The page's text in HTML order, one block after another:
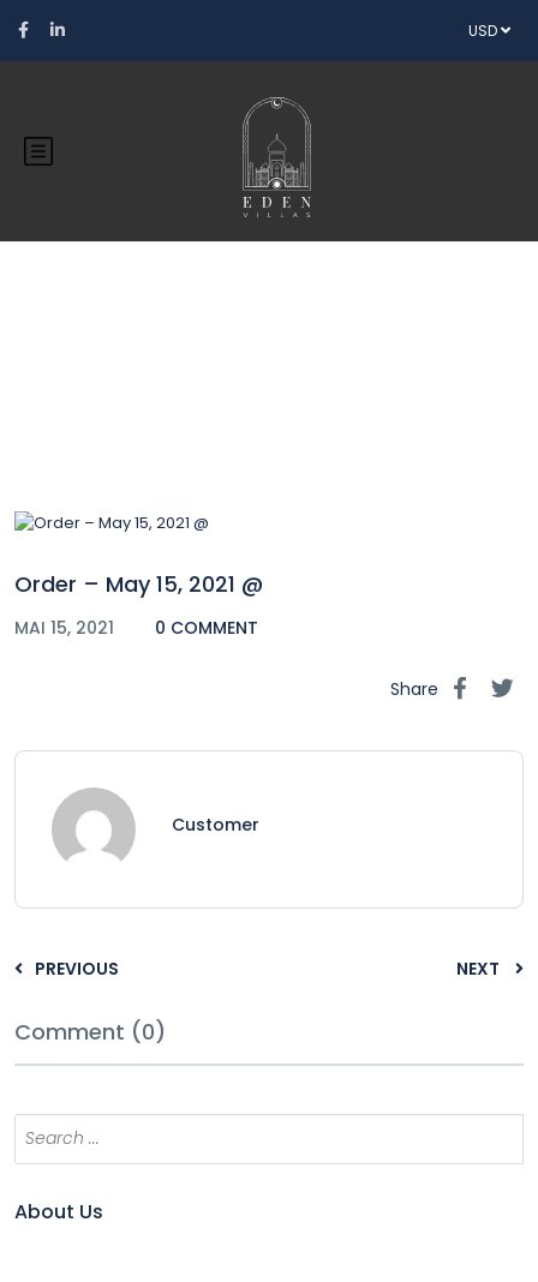
USD
Order – May 15, 2021 @
MAI 15, 2021 0 COMMENT
Share
Customer
PREVIOUS NEXT
Comment (0)
About Us